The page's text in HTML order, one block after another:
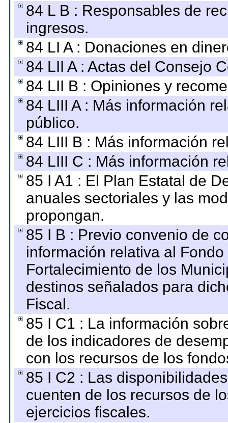
84 L B : Responsables de
ingresos.
84 LI A : Donaciones en
84 LII A : Actas del Consejo
84 LII B : Opiniones y
84 LIII A : Más información
público.
84 LIII B : Más información
84 LIII C : Más información
85 I A1 : El Plan Estatal de
anuales sectoriales y las
propongan.
85 I B : Previo convenio de
información relativa al
Fortalecimiento de los
destinos señalados para
Fiscal.
85 I C1 : La información
de los indicadores de
con los recursos de los
85 I C2 : Las
cuenten de los recursos de
ejercicios fiscales.